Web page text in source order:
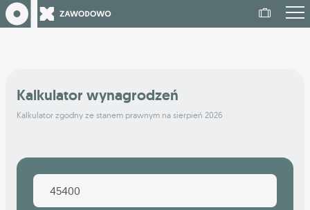
Kalkulator wynagrodzeń
Kalkulator zgodny ze stanem prawnym na sierpień 2026